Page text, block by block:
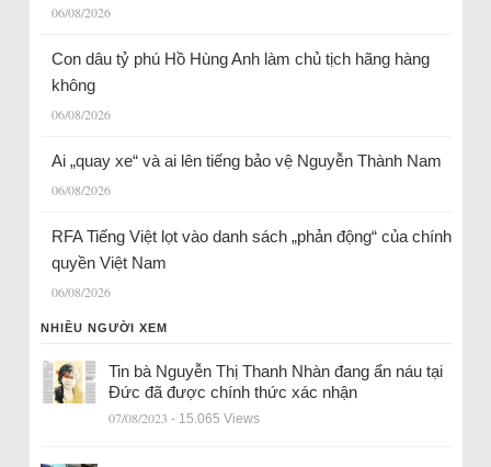
06/08/2026
Con dâu tỷ phú Hồ Hùng Anh làm chủ tịch hãng hàng
không
06/08/2026
Ai „quay xe“ và ai lên tiếng bảo vệ Nguyễn Thành Nam
06/08/2026
RFA Tiếng Việt lọt vào danh sách „phản động“ của chính
quyền Việt Nam
06/08/2026
NHIỀU NGƯỜI XEM
Tin bà Nguyễn Thị Thanh Nhàn đang ẩn náu tại
Đức đã được chính thức xác nhận
07/08/2023 - 15.065 Views